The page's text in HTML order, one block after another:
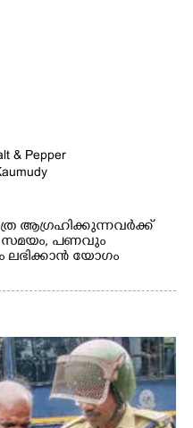
ആഗ്രഹിക്കുന്നവർക്ക്
പണവും
യോഗം